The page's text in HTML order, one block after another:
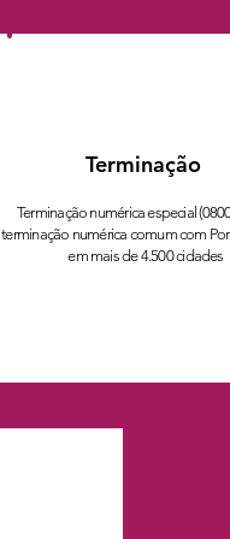
Terminação
Terminação numérica especial
terminação numérica comum com
em mais de 4.500 cidades